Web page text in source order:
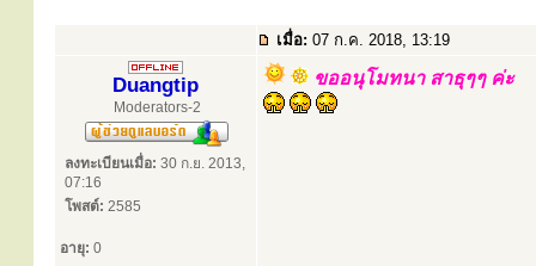
เมื่อ: 07 ก.ค. 2018, 13:19
Duangtip
Moderators-2
ลงทะเบียนเมื่อ: 30 ก.ย. 2013,
07:16
โพสต์: 2585
อายุ: 0
ขออนุโมทนา สาธุๆๆ ค่ะ